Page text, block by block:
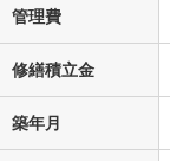
管理費
修繕積立金
築年月